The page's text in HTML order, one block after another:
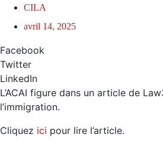
CILA
avril 14, 2025
Facebook
Twitter
LinkedIn
L’ACAI figure dans un article de
l’immigration.
Cliquez ici pour lire l’article.